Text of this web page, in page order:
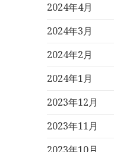
2024年4月
2024年3月
2024年2月
2024年1月
2023年12月
2023年11月